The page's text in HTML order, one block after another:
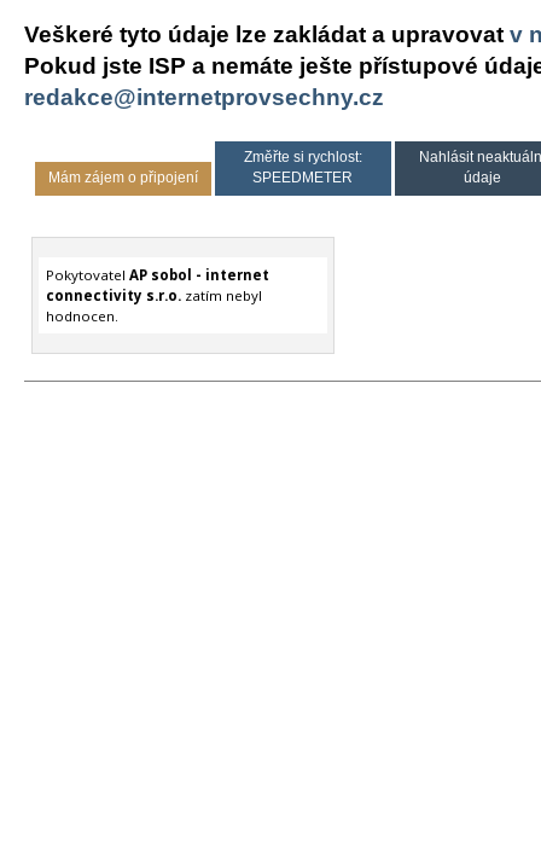
Veškeré tyto údaje lze zakládat a upravovat v
Pokud jste ISP a nemáte ješte přístupové
redakce@internetprovsechny.cz
Mám zájem o připojení
Změřte si rychlost:
SPEEDMETER
Nahlásit
údaje
Pokytovatel AP sobol - internet
connectivity s.r.o.zatím nebyl
hodnocen.